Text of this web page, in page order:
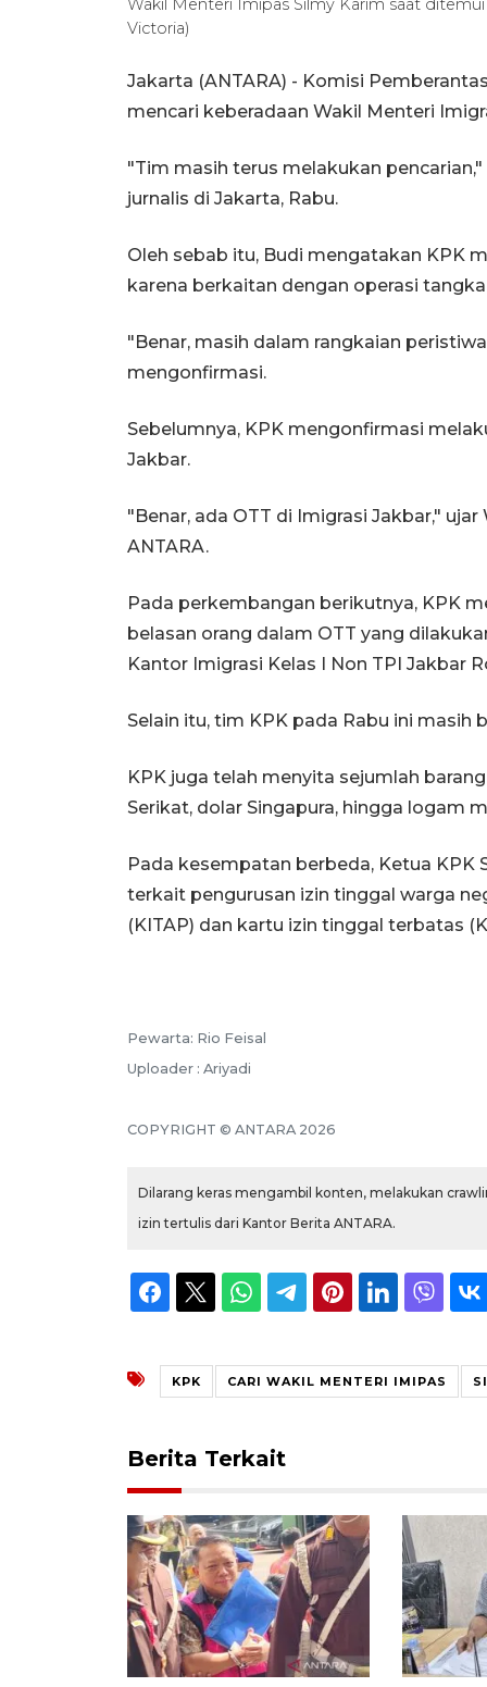
Wakil Menteri Imipas Silmy Karim saat
Victoria)
Jakarta (ANTARA) - Komisi
mencari keberadaan Wakil Menteri
"Tim masih terus melakukan
jurnalis di Jakarta, Rabu.
Oleh sebab itu, Budi mengatakan KPK
karena berkaitan dengan operasi
"Benar, masih dalam rangkaian
mengonfirmasi.
Sebelumnya, KPK mengonfirmasi
Jakbar.
"Benar, ada OTT di Imigrasi Jakbar,"
ANTARA.
Pada perkembangan berikutnya, KPK
belasan orang dalam OTT yang
Kantor Imigrasi Kelas I Non TPI Jakbar
Selain itu, tim KPK pada Rabu ini masih
KPK juga telah menyita sejumlah
Serikat, dolar Singapura, hingga logam
Pada kesempatan berbeda, Ketua
terkait pengurusan izin tinggal warga
(KITAP) dan kartu izin tinggal terbatas
Pewarta: Rio Feisal
Uploader : Ariyadi
COPYRIGHT © ANTARA 2026
Dilarang keras mengambil konten, melakukan
izin tertulis dari Kantor Berita ANTARA.
KPK CARI WAKIL MENTERI IMIPAS
Berita Terkait